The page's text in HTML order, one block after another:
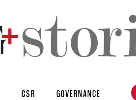
CSR GOVERNANCE